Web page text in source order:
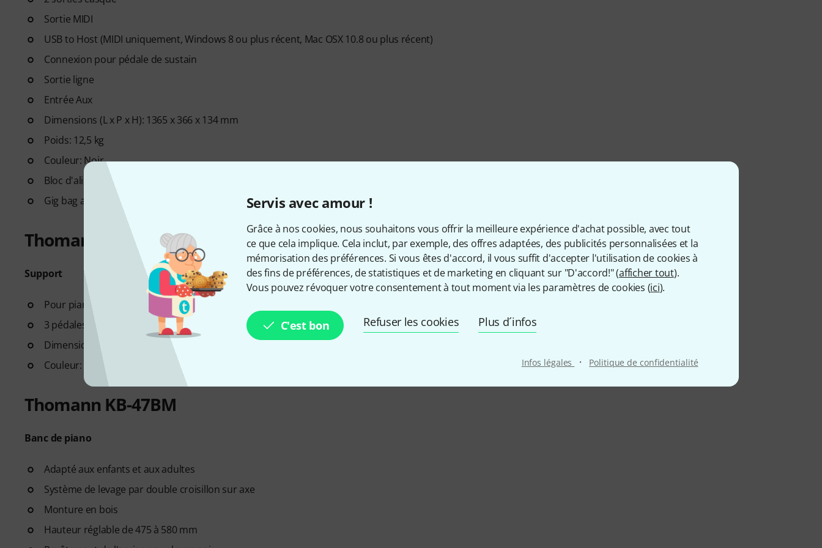
Servis avec amour !
Grâce à nos cookies, nous souhaitons vous offrir la meilleure expérience d'achat possible, avec tout
ce que cela implique. Cela inclut, par exemple, des offres adaptées, des publicités personnalisées et la
mémorisation des préférences. Si vous êtes d'accord, il vous suffit d'accepter l'utilisation de cookies à
des fins de préférences, de statistiques et de marketing en cliquant sur "D'accord!" (afficher tout).
Vous pouvez révoquer votre consentement à tout moment via les paramètres de cookies (ici).
C'est bon Refuser les cookies Plus d´infos
Infos légales · Politique de confidentialité
Sortie MIDI
USB to Host (MIDI uniquement, Windows 8 ou plus récent, Mac OSX 10.8 ou plus récent)
Connexion pour pédale de sustain
Sortie ligne
Entrée Aux
Dimensions (L x P x H): 1365 x 366 x 134 mm
Poids: 12,5 kg
Couleur: Noir
Bloc d'alimentation, pédale de sustain et pupitre incl.
Gig bag adapté
146377
Thomann DP-26/28/SP5600 Stand
Support
Pour piano numérique Thomann DP-26, DP-28 et clavier arrangeur/piano de scène Thomann SP-5600
3 pédales
Dimensions (L x H x P): 135 x 66 x 33 cm
Couleur: Noir
Thomann KB-47BM
Banc de piano
Adapté aux enfants et aux adultes
Système de levage par double croisillon sur axe
Monture en bois
Hauteur réglable de 475 à 580 mm